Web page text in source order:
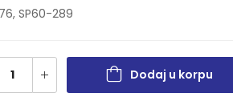
SP60-289
Dodaj u korpu